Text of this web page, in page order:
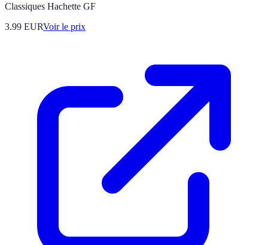
Classiques Hachette GF
3.99 EURVoir le prix